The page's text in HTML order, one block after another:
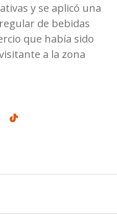
y se aplicó una
de bebidas
que había sido
a la zona